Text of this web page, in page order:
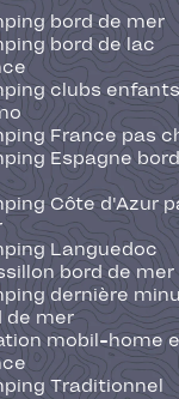
bord de mer
bord de lac
clubs
France pas
Espagne
Côte d'Azur
Languedoc
bord de mer
dernière
de mer
mobil-home
Traditionnel